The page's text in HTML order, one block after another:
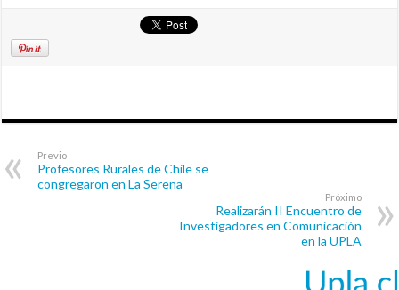
Previo
Profesores Rurales de Chile se
congregaron en La Serena
Próximo
Realizarán II Encuentro de
Investigadores en Comunicación
en la UPLA